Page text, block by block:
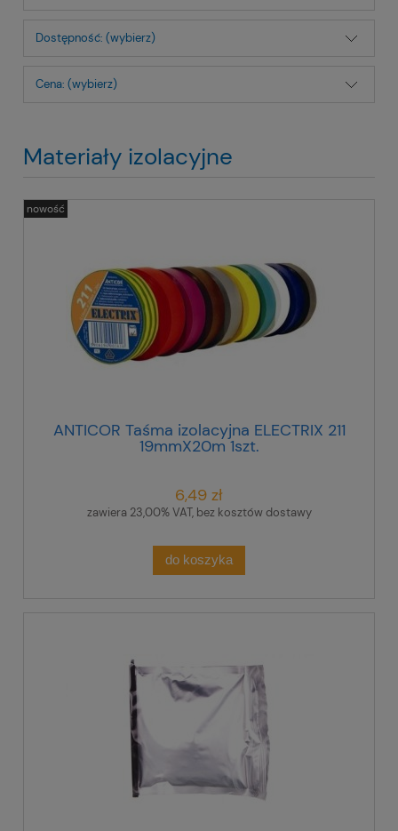
Dostępność: (wybierz)
Cena: (wybierz)
Materiały izolacyjne
ANTICOR Taśma izolacyjna ELECTRIX 211
19mmX20m 1szt.
6,49 zł
zawiera 23,00% VAT, bez kosztów dostawy
do koszyka
nowość